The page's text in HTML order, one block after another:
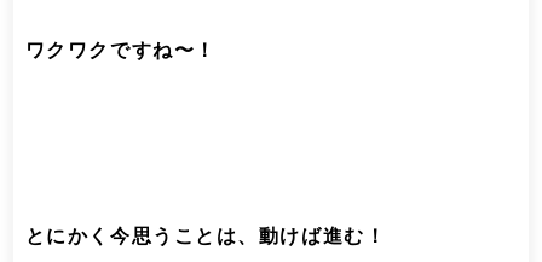
ワクワクですね〜！
とにかく今思うことは、動けば進む！